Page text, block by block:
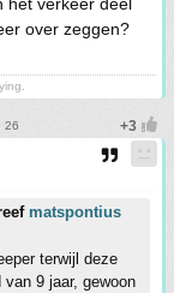
over zeggen?
26
matspontius
terwijl deze
9 jaar, gewoon